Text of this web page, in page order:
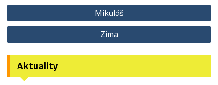
Navigace
pro
Mikuláš
Zima
Aktuality